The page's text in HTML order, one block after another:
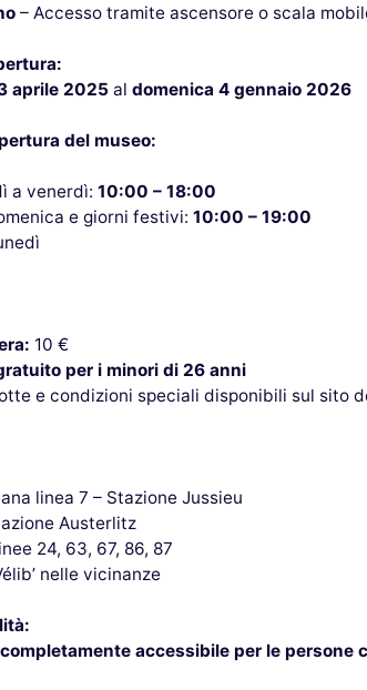
– Accesso tramite ascensore o scala
aprile 2025 al domenica 4 gennaio 2026
del museo:
a venerdì:10:00 – 18:00
e giorni festivi:10:00 – 19:00
10 €
per i minori di 26 anni
e condizioni speciali disponibili sul sito
linea 7 – Stazione Jussieu
Austerlitz
24, 63, 67, 86, 87
nelle vicinanze
completamente accessibile per le persone